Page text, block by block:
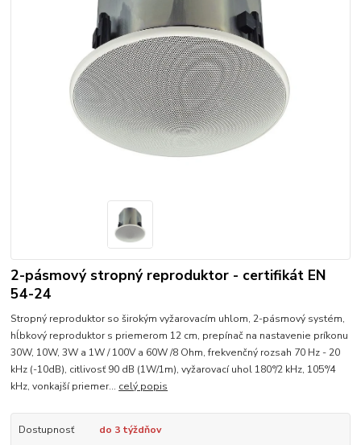
2-pásmový stropný reproduktor - certifikát EN
54-24
Stropný reproduktor so širokým vyžarovacím uhlom, 2-pásmový systém,
hĺbkový reproduktor s priemerom 12 cm, prepínač na nastavenie príkonu
30W, 10W, 3W a 1W / 100V a 60W /8 Ohm, frekvenčný rozsah 70 Hz - 20
kHz (-10dB), citlivosť 90 dB (1W/1m), vyžarovací uhol 180°/2 kHz, 105°/4
kHz, vonkajší priemer... celý popis
Dostupnosť do 3 týždňov